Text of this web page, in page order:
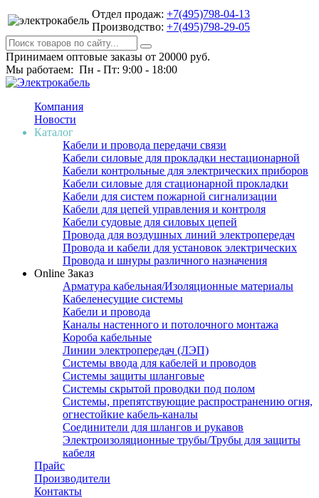
Отдел продаж: +7(495)798-04-13
Производство: +7(495)798-29-05
Принимаем оптовые заказы от 20000 руб.
Мы работаем: Пн - Пт: 9:00 - 18:00
Компания
Новости
Каталог
Кабели и провода передачи связи
Кабели силовые для прокладки нестационарной
Кабели контрольные для электрических приборов
Кабели силовые для стационарной прокладки
Кабели для систем пожарной сигнализации
Кабели для цепей управления и контроля
Кабели судовые для силовых цепей
Провода для воздушных линий электропередач
Провода и кабели для установок электрических
Провода и шнуры различного назначения
Online Заказ
Арматура кабельная/Изоляционные материалы
Кабеленесущие системы
Кабели и провода
Каналы настенного и потолочного монтажа
Короба кабельные
Линии электропередач (ЛЭП)
Системы ввода для кабелей и проводов
Системы защиты шланговые
Системы скрытой проводки под полом
Системы, препятствующие распространению огня,
огнестойкие кабель-каналы
Соединители для шлангов и рукавов
Электроизоляционные трубы/Трубы для защиты
кабеля
Прайс
Производители
Контакты